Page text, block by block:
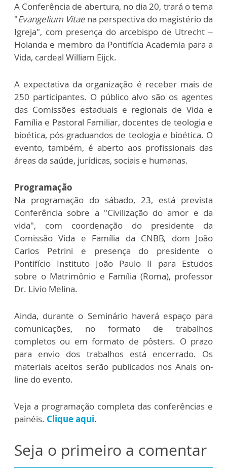
A Conferência de abertura, no dia 20, trará o tema
"Evangelium Vitae na perspectiva do magistério da
Igreja", com presença do arcebispo de Utrecht –
Holanda e membro da Pontifícia Academia para a
Vida, cardeal William Eijck.
A expectativa da organização é receber mais de
250 participantes. O público alvo são os agentes
das Comissões estaduais e regionais de Vida e
Família e Pastoral Familiar, docentes de teologia e
bioética, pós-graduandos de teologia e bioética. O
evento, também, é aberto aos profissionais das
áreas da saúde, jurídicas, sociais e humanas.
Programação
Na programação do sábado, 23, está prevista
Conferência sobre a "Civilização do amor e da
vida", com coordenação do presidente da
Comissão Vida e Família da CNBB, dom João
Carlos Petrini e presença do presidente o
Pontifício Instituto João Paulo II para Estudos
sobre o Matrimônio e Família (Roma), professor
Dr. Livio Melina.
Ainda, durante o Seminário haverá espaço para
comunicações, no formato de trabalhos
completos ou em formato de pôsters. O prazo
para envio dos trabalhos está encerrado. Os
materiais aceitos serão publicados nos Anais on-
line do evento.
Veja a programação completa das conferências e
painéis. Clique aqui.
Seja o primeiro a comentar